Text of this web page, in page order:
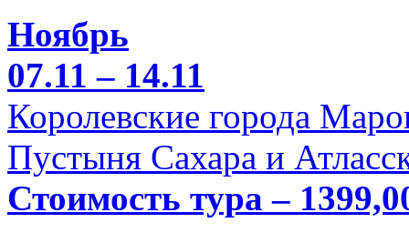
Ноябрь
07.11 – 14.11
Королевские города
Пустыня Сахара и
Стоимость тура –